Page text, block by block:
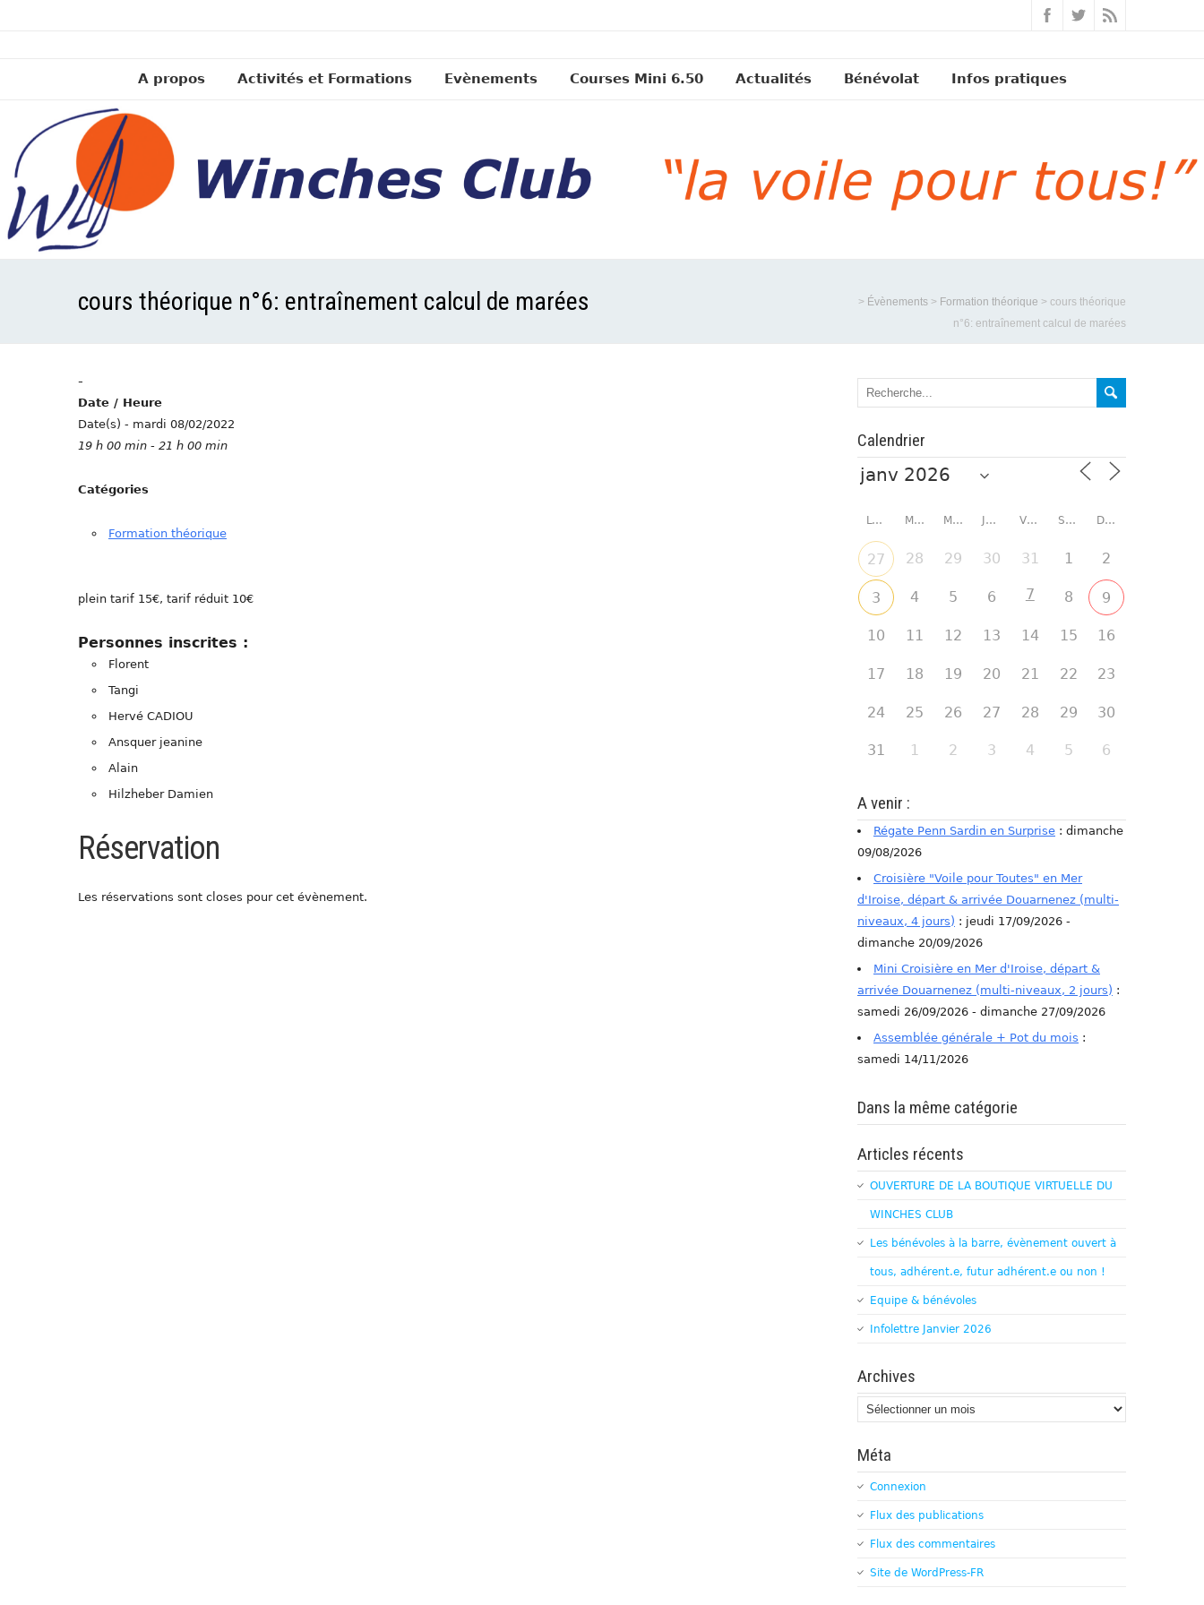
A propos Activités et Formations Evènements Courses Mini 6.50 Actualités Bénévolat Infos pratiques
cours théorique n°6: entraînement calcul de marées > Évènements > Formation théorique > cours théorique
n°6: entraînement calcul de marées
-
Date / Heure
Date(s) - mardi 08/02/2022
19 h 00 min - 21 h 00 min
Catégories
Formation théorique
plein tarif 15€, tarif réduit 10€
Personnes inscrites :
Florent
Tangi
Hervé CADIOU
Ansquer jeanine
Alain
Hilzheber Damien
Réservation
Les réservations sont closes pour cet évènement.
Calendrier
LUNDI MARDI MERCREDI JEUDI VENDREDI SAMEDI DIMANCHE
27 28 29 30 31 1 2
3 4 5 6 7 8 9
10 11 12 13 14 15 16
17 18 19 20 21 22 23
24 25 26 27 28 29 30
31 1 2 3 4 5 6
A venir :
Régate Penn Sardin en Surprise : dimanche
09/08/2026
Croisière "Voile pour Toutes" en Mer
d'Iroise, départ & arrivée Douarnenez (multi-
niveaux, 4 jours) : jeudi 17/09/2026 -
dimanche 20/09/2026
Mini Croisière en Mer d'Iroise, départ &
arrivée Douarnenez (multi-niveaux, 2 jours) :
samedi 26/09/2026 - dimanche 27/09/2026
Assemblée générale + Pot du mois :
samedi 14/11/2026
Dans la même catégorie
Articles récents
OUVERTURE DE LA BOUTIQUE VIRTUELLE DU
WINCHES CLUB
Les bénévoles à la barre, évènement ouvert à
tous, adhérent.e, futur adhérent.e ou non !
Equipe & bénévoles
Infolettre Janvier 2026
Archives
Archives
Méta
Connexion
Flux des publications
Flux des commentaires
Site de WordPress-FR